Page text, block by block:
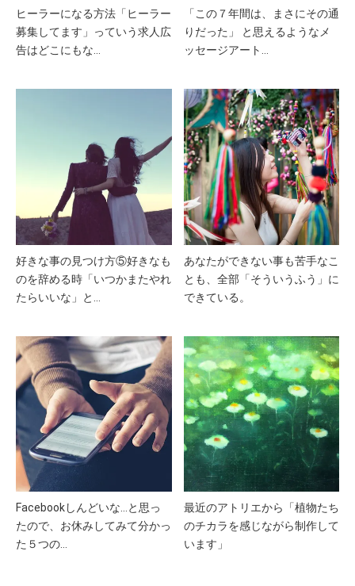
ヒーラーになる方法「ヒーラー
募集してます」っていう求人広
告はどこにもな…
「この７年間は、まさにその通
りだった」 と思えるようなメ
ッセージアート…
好きな事の見つけ方⑤好きなも
のを辞める時「いつかまたやれ
たらいいな」と…
あなたができない事も苦手なこ
とも、全部「そういうふう」に
できている。
Facebookしんどいな…と思っ
たので、お休みしてみて分かっ
た５つの…
最近のアトリエから「植物たち
のチカラを感じながら制作して
います」